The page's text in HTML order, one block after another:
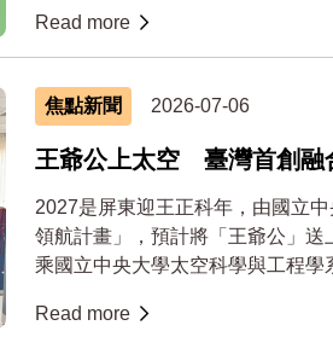
Read more
焦點新聞 2026-07-06
王爺公上太空 臺灣首創融
2027是屏東迎王正科年，由國立
領航計畫」，預計將「王爺公」
乘國立中央大學太空科學與工程
Read more